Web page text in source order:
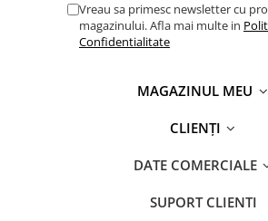
Vreau sa primesc newsletter cu
magazinului. Afla mai multe in
Confidentialitate
MAGAZINUL MEU
CLIENȚI
DATE COMERCIALE
SUPORT CLIENTI